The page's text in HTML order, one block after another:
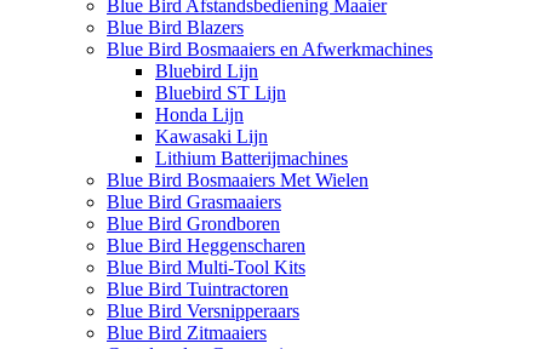
Blue Bird Afstandsbediening Maaier
Blue Bird Blazers
Blue Bird Bosmaaiers en Afwerkmachines
Bluebird Lijn
Bluebird ST Lijn
Honda Lijn
Kawasaki Lijn
Lithium Batterijmachines
Blue Bird Bosmaaiers Met Wielen
Blue Bird Grasmaaiers
Blue Bird Grondboren
Blue Bird Heggenscharen
Blue Bird Multi-Tool Kits
Blue Bird Tuintractoren
Blue Bird Versnipperaars
Blue Bird Zitmaaiers